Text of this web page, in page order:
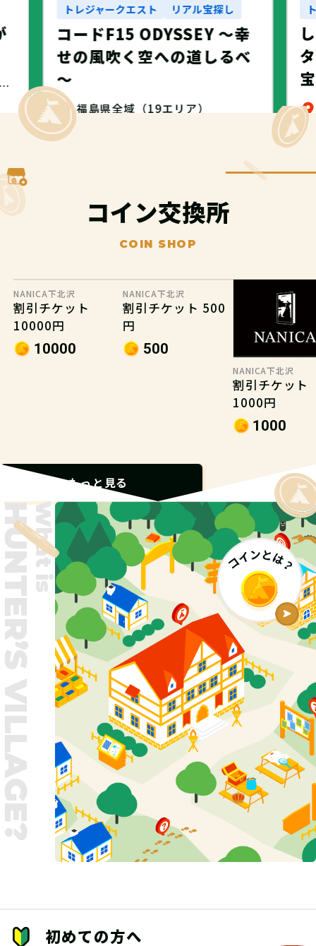
・NANICA -NAGOYA-
トレジャークエスト リアル宝探し
コードF15 ODYSSEY ～幸
せの風吹く空への道しるべ
～
福島県全域（19エリア）
宝
コイン交換所
COIN SHOP
NANICA下北沢
割引チケット
10000円
10000
NANICA下北沢
割引チケット 500
円
500
NANICA下北沢
割引チケット
1000円
1000
もっと見る
What is
VILLAGE?
初めての方へ